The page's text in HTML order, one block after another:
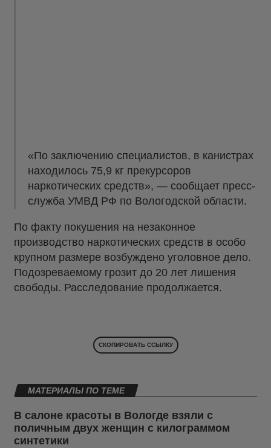
«По заключению специалистов, в канистрах
находилось 75,9 кг прекурсоров
наркотических средств», — сообщает пресс-
служба УМВД РФ по Вологодской области.
По факту покушения на незаконное
производство наркотических средств в особо
крупном размере возбуждено уголовное дело.
Подозреваемому грозит до 20 лет лишения
свободы. Расследование продолжается.
СКОПИРОВАТЬ ССЫЛКУ
МАТЕРИАЛЫ ПО ТЕМЕ
В салоне красоты в Вологде взяли с
поличным двух женщин с килограммом
синтетики